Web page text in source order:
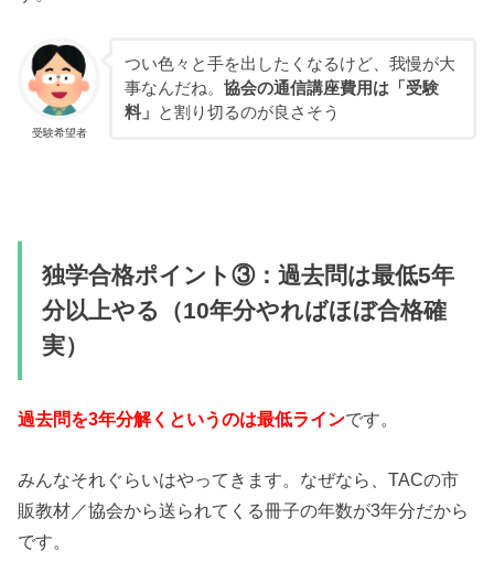
受験希望者
つい色々と手を出したくなるけど、我慢が大
事なんだね。 協会の通信講座費用は「受験
料」
と割り切るのが良さそう
独学合格ポイント③：過去問は最低5年
分以上やる（10年分やればほぼ合格確
実）
過去問を3年分解くというのは最低ラインです。
みんなそれぐらいはやってきます。なぜなら、TACの市
販教材／協会から送られてくる冊子の年数が3年分だから
です。